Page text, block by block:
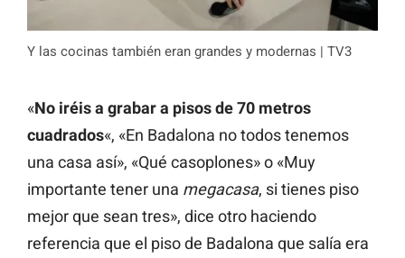
Y las cocinas también eran grandes y modernas | TV3
«No iréis a grabar a pisos de 70 metros
cuadrados«, «En Badalona no todos tenemos
una casa así», «Qué casoplones» o «Muy
importante tener una megacasa, si tienes piso
mejor que sean tres», dice otro haciendo
referencia que el piso de Badalona que salía era